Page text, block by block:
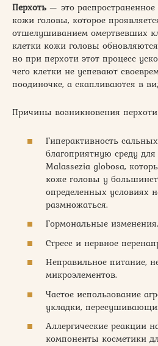
Перхоть — это распространенное
кожи головы, которое
отшелушиванием омертвевших
клетки кожи головы
но при перхоти этот процесс
чего клетки не успевают
поодиночке, а скапливаются в
Причины возникновения
Гиперактивность
благоприятную среду
Malassezia globosa,
коже головы у
определенных условиях
размножаться.
Гормональные изменения.
Стресс и нервное
Неправильное питание,
микроэлементов.
Частое использование
укладки,
Аллергические реакции
компоненты косметики